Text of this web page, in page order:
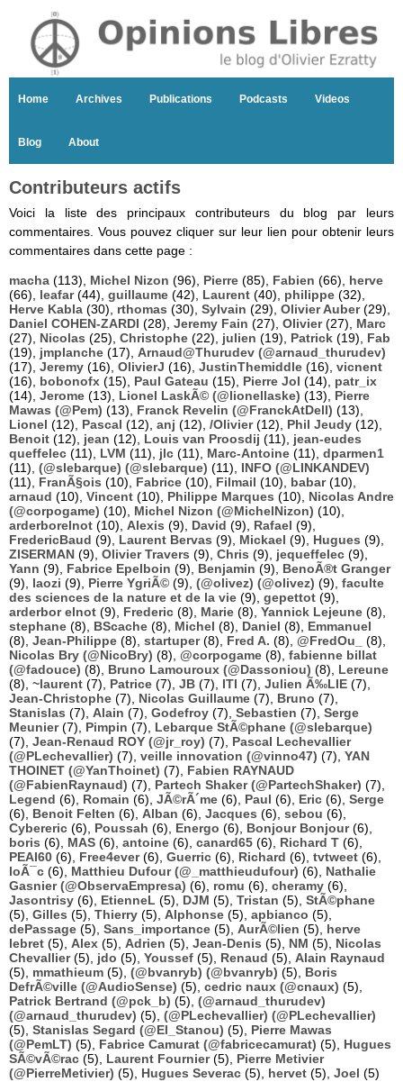
Home Archives Publications Podcasts Videos
Blog About
Contributeurs actifs
Voici la liste des principaux contributeurs du blog par leurs
commentaires. Vous pouvez cliquer sur leur lien pour obtenir leurs
commentaires dans cette page :
macha (113), Michel Nizon (96), Pierre (85), Fabien (66), herve
(66), leafar(44), guillaume (42), Laurent (40), philippe (32),
Herve Kabla (30), rthomas (30), Sylvain (29), Olivier Auber(29),
Daniel COHEN-ZARDI (28), Jeremy Fain (27), Olivier(27), Marc
(27), Nicolas (25), Christophe (22), julien (19), Patrick (19), Fab
(19), jmplanche (17), Arnaud@Thurudev (@arnaud_thurudev)
(17), Jeremy (16), OlivierJ (16), JustinThemiddle (16), vicnent
(16), bobonofx (15), Paul Gateau (15), Pierre Jol (14), patr_ix
(14), Jerome (13), Lionel LaskÃ© (@lionellaske) (13), Pierre
Mawas (@Pem) (13), Franck Revelin (@FranckAtDell) (13),
Lionel (12), Pascal (12), anj (12), /Olivier(12), Phil Jeudy (12),
Benoit (12), jean (12), Louis van Proosdij (11), jean-eudes
queffelec (11), LVM (11), jlc (11), Marc-Antoine (11), dparmen1
(11), (@slebarque) (@slebarque) (11), INFO (@LINKANDEV)
(11), FranÃ§ois (10), Fabrice (10), Filmail (10), babar(10),
arnaud (10), Vincent (10), Philippe Marques (10), Nicolas Andre
(@corpogame) (10), Michel Nizon (@MichelNizon) (10),
arderborelnot (10), Alexis (9), David (9), Rafael (9),
FredericBaud (9), Laurent Bervas (9), Mickael (9), Hugues (9),
ZISERMAN (9), Olivier Travers (9), Chris (9), jequeffelec (9),
Yann (9), Fabrice Epelboin (9), Benjamin (9), BenoÃ®t Granger
(9), laozi (9), Pierre YgriÃ© (9), (@olivez) (@olivez) (9), faculte
des sciences de la nature et de la vie (9), gepettot (9),
arderbor elnot (9), Frederic (8), Marie (8), Yannick Lejeune (8),
stephane (8), BScache (8), Michel (8), Daniel (8), Emmanuel
(8), Jean-Philippe (8), startuper(8), Fred A. (8), @FredOu_
(8),
Nicolas Bry (@NicoBry) (8), @corpogame (8), fabienne billat
(@fadouce) (8), Bruno Lamouroux (@Dassoniou) (8), Lereune
(8), ~laurent (7), Patrice (7), JB (7), ITI (7), Julien Ã‰LIE (7),
Jean-Christophe (7), Nicolas Guillaume (7), Bruno (7),
Stanislas (7), Alain (7), Godefroy (7), Sebastien (7), Serge
Meunier(7), Pimpin (7), Lebarque StÃ©phane (@slebarque)
(7), Jean-Renaud ROY (@jr_roy) (7), Pascal Lechevallier
(@PLechevallier) (7), veille innovation (@vinno47) (7), YAN
THOINET (@YanThoinet) (7), Fabien RAYNAUD
(@FabienRaynaud) (7), Partech Shaker (@PartechShaker) (7),
Legend (6), Romain (6), JÃ©rÃ´me (6), Paul (6), Eric (6), Serge
(6), Benoit Felten (6), Alban (6), Jacques (6), sebou (6),
Cybereric (6), Poussah (6), Energo (6), Bonjour Bonjour(6),
boris (6), MAS (6), antoine (6), canard65 (6), Richard T (6),
PEAI60 (6), Free4ever(6), Guerric (6), Richard (6), tvtweet (6),
loÃ¯c (6), Matthieu Dufour (@_matthieudufour) (6), Nathalie
Gasnier (@ObservaEmpresa) (6), romu (6), cheramy (6),
Jasontrisy (6), EtienneL (5), DJM (5), Tristan (5), StÃ©phane
(5), Gilles (5), Thierry (5), Alphonse (5), apbianco (5),
dePassage (5), Sans_importance (5), AurÃ©lien (5), herve
lebret (5), Alex (5), Adrien (5), Jean-Denis (5), NM (5), Nicolas
Chevallier(5), jdo (5), Youssef (5), Renaud (5), Alain Raynaud
(5), mmathieum (5), (@bvanryb) (@bvanryb) (5), Boris
DefrÃ©ville (@AudioSense) (5), cedric naux (@cnaux) (5),
Patrick Bertrand (@pck_b) (5), (@arnaud_thurudev)
(@arnaud_thurudev) (5), (@PLechevallier) (@PLechevallier)
(5), Stanislas Segard (@El_Stanou) (5), Pierre Mawas
(@PemLT) (5), Fabrice Camurat (@fabricecamurat) (5), Hugues
SÃ©vÃ©rac (5), Laurent Fournier(5), Pierre Metivier
(@PierreMetivier) (5), Hugues Severac (5), hervet (5), Joel (5)